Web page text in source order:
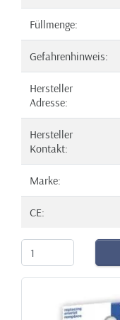
Füllmenge:
Gefahrenhinweis:
Hersteller
Adresse:
Hersteller
Kontakt:
Marke:
CE: